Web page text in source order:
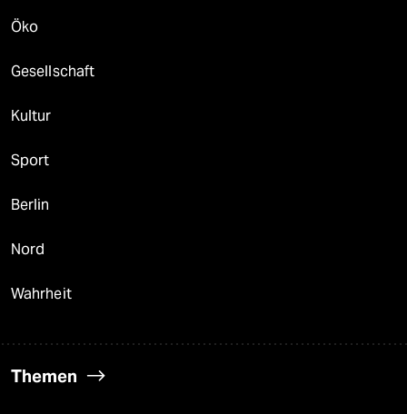
Öko
Gesellschaft
Kultur
Sport
Berlin
Nord
Wahrheit
Themen